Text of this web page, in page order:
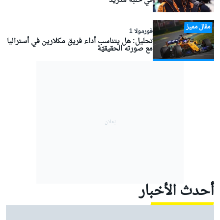
مقال مميز فورمولا 1
تحليل: هل يتناسب أداء فريق مكلارين في أستراليا
مع صورته الحقيقيّة
أحدث الأخبار